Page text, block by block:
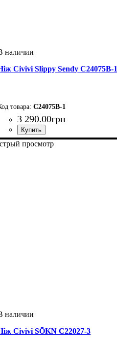
Civivi Slippy Sendy C24075B-1
C24075B-1
3 290.00грн
просмотр
Civivi SŌKN C22027-3